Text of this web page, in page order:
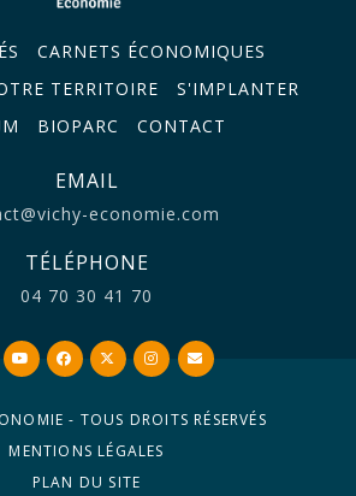
CARNETS ÉCONOMIQUES
TERRITOIRE
S'IMPLANTER
BIOPARC CONTACT
EMAIL
economie.com
TÉLÉPHONE
04 70 30 41 70
- TOUS DROITS RÉSERVÉS
MENTIONS LÉGALES
PLAN DU SITE